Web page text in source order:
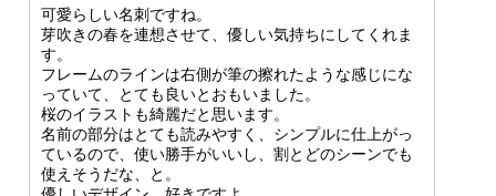
可愛らしい名刺ですね。
芽吹きの春を連想させて、優しい気持ちにしてくれま
す。
フレームのラインは右側が筆の擦れたような感じにな
っていて、とても良いとおもいました。
桜のイラストも綺麗だと思います。
名前の部分はとても読みやすく、シンプルに仕上がっ
ているので、使い勝手がいいし、割とどのシーンでも
使えそうだな、と。